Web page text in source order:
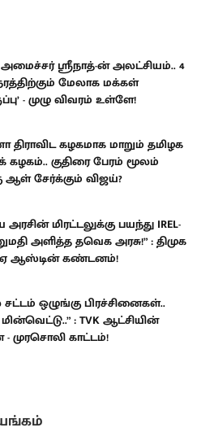
ஸ்ரீநாத்-ன் அலட்சியம்.. 4
மேலாக மக்கள்
- முழு விவரம் உள்ளே!
கழகமாக மாறும் தமிழக
கழகம்.. குதிரை பேரம் மூலம்
ஆள் சேர்க்கும் விஜய்?
மிரட்டலுக்கு பயந்து IREL-
அளித்த தவெக அரசு!” : திமுக
ஆஸ்டின் கண்டனம்!
சட்டம் ஒழுங்கு பிரச்சினைகள்..
: TVK ஆட்சியின்
முரசொலி காட்டம்!